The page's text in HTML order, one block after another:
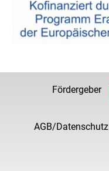
Fördergeber
AGB/Datenschutz